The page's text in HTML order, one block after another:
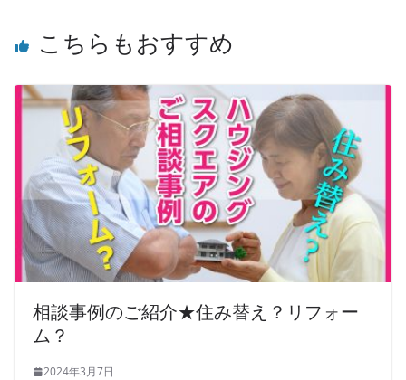
こちらもおすすめ
相談事例のご紹介★住み替え？リフォー
ム？
2024年3月7日